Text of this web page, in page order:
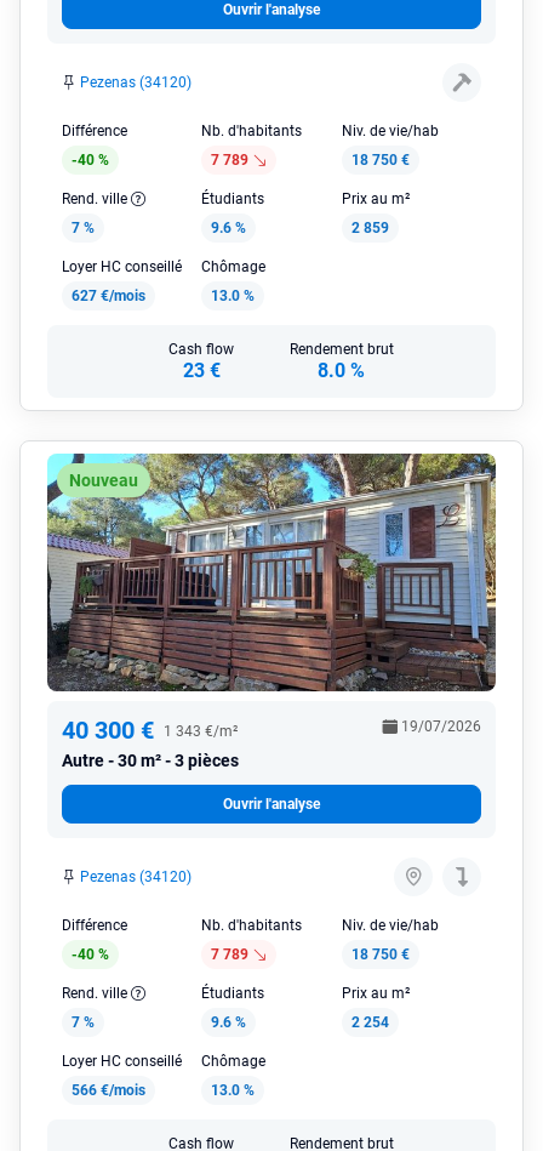
Ouvrir l'analyse
Pezenas (34120)
Différence
-40 %
Nb. d'habitants
7 789
Niv. de vie/hab
18 750 €
Rend. ville
7 %
Étudiants
9.6 %
Prix au m²
2 859
Loyer HC conseillé
627 €/mois
Chômage
13.0 %
Cash flow
23 €
Rendement brut
8.0 %
Nouveau
40 300 € 1 343 €/m²
Autre 30 m² - 3 pièces
19/07/2026
Ouvrir l'analyse
Pezenas (34120)
Différence
-40 %
Nb. d'habitants
7 789
Niv. de vie/hab
18 750 €
Rend. ville
7 %
Étudiants
9.6 %
Prix au m²
2 254
Loyer HC conseillé
566 €/mois
Chômage
13.0 %
Cash flow Rendement brut